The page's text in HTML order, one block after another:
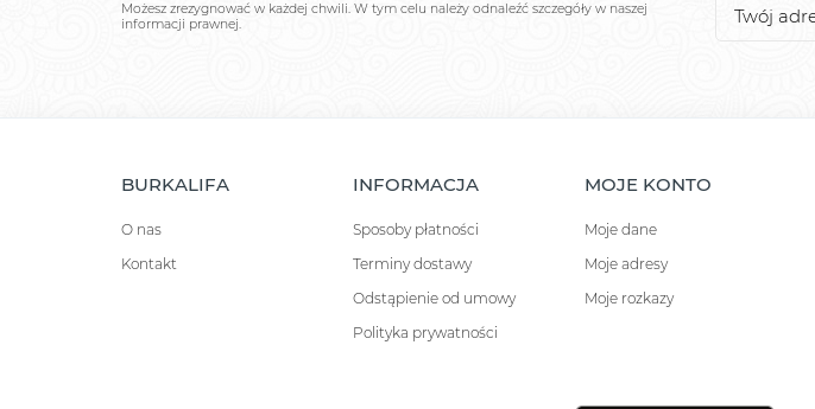
Możesz zrezygnować w każdej chwili. W tym celu należy odnaleźć szczegóły w naszej
informacji prawnej.
BURKALIFA
O nas
Kontakt
INFORMACJA
Sposoby płatności
Terminy dostawy
Odstąpienie od umowy
Polityka prywatności
MOJE KONTO
Moje dane
Moje adresy
Moje rozkazy